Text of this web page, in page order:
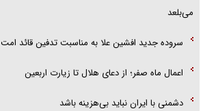
می‌بلعد
سروده جدید افشین علا به مناسبت تدفین قائد امت
اعمال ماه صفر؛ از دعای هلال تا زیارت اربعین
دشمنی با ایران نباید بی‌هزینه باشد